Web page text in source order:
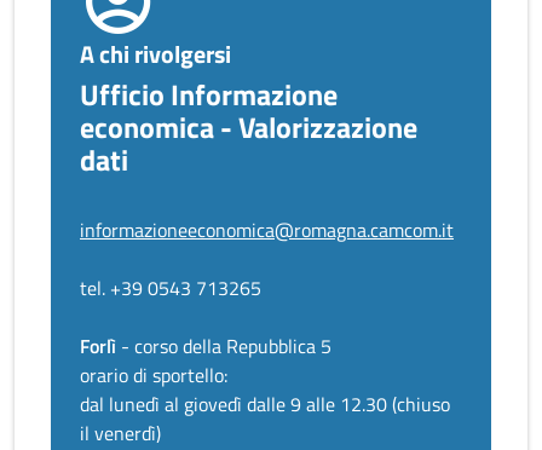
A chi rivolgersi
Ufficio Informazione
economica - Valorizzazione
dati
informazioneeconomica@romagna.camcom.it
tel. +39 0543 713265
Forlì - corso della Repubblica 5
orario di sportello:
dal lunedì al giovedì dalle 9 alle 12.30 (chiuso
il venerdì)